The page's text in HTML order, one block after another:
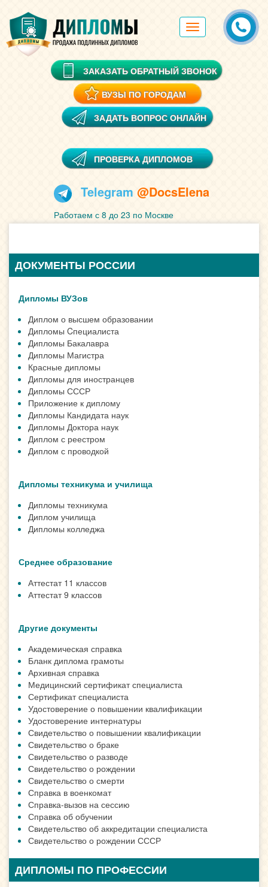
Toggle
navigation
ЗАКАЗАТЬ ОБРАТНЫЙ ЗВОНОК
ВУЗЫ ПО ГОРОДАМ
ЗАДАТЬ ВОПРОС ОНЛАЙН
ПРОВЕРКА ДИПЛОМОВ
Telegram @DocsElena
Работаем с 8 до 23 по Москве
ДОКУМЕНТЫ РОССИИ
Дипломы ВУЗов
Диплом о высшем образовании
Дипломы Cпециалиста
Дипломы Бакалавра
Дипломы Магистра
Красные дипломы
Дипломы для иностранцев
Дипломы СССР
Приложение к диплому
Дипломы Кандидата наук
Дипломы Доктора наук
Диплом с реестром
Диплом с проводкой
Дипломы техникума и училища
Дипломы техникума
Диплом училища
Дипломы колледжа
Среднее образование
Аттестат 11 классов
Аттестат 9 классов
Другие документы
Академическая справка
Бланк диплома грамоты
Архивная справка
Медицинский сертификат специалиста
Сертификат специалиста
Удостоверение о повышении квалификации
Удостоверение интернатуры
Свидетельство о повышении квалификации
Свидетельство о браке
Свидетельство о разводе
Свидетельство о рождении
Свидетельство о смерти
Справка в военкомат
Справка-вызов на сессию
Справка об обучении
Свидетельство об аккредитации специалиста
Свидетельство о рождении СССР
ДИПЛОМЫ ПО ПРОФЕССИИ